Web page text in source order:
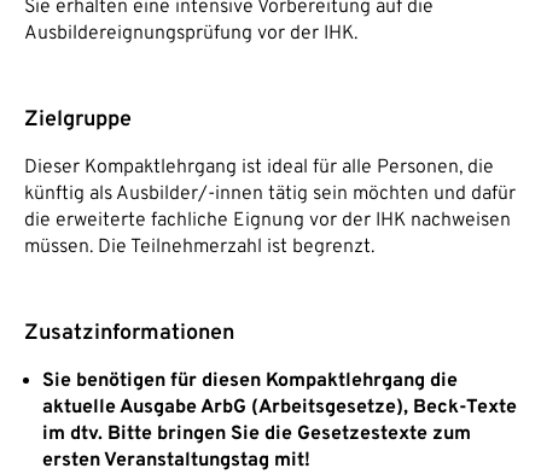
Sie erhalten eine intensive Vorbereitung auf die
Ausbildereignungsprüfung vor der IHK.
Zielgruppe
Dieser Kompaktlehrgang ist ideal für alle Personen, die
künftig als Ausbilder/-innen tätig sein möchten und dafür
die erweiterte fachliche Eignung vor der IHK nachweisen
müssen. Die Teilnehmerzahl ist begrenzt.
Zusatzinformationen
Sie benötigen für diesen Kompaktlehrgang die
aktuelle Ausgabe ArbG (Arbeitsgesetze), Beck-Texte
im dtv. Bitte bringen Sie die Gesetzestexte zum
ersten Veranstaltungstag mit!